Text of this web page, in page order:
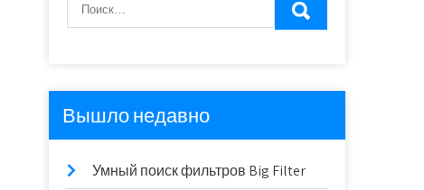
Вышло недавно
Умный поиск фильтров Big Filter